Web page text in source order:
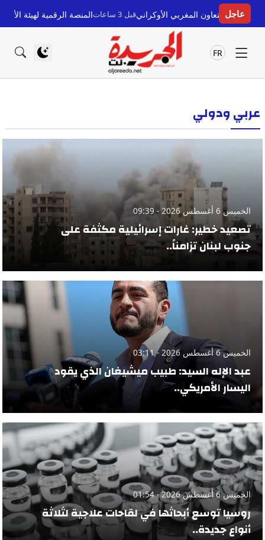
عاجل
الأوكرانيقبل 3 ساعات المنصة الرقمية لهيئة الأطباء المغربية: ثورة في
FR
عربي ودولي
الخميس 6 أغسطس 2026 - 09:39
تصعيد خطير: غارات إسرائيلية مكثفة على
جنوب لبنان تزامناً..
الخميس 6 أغسطس 2026 - 03:11
عبد الإله السيد: طبيب ميشيغان الذي يقود
اليسار الأمريكي..
الخميس 6 أغسطس 2026 - 01:54
روسيا توسع أبحاثها في لقاحات علاجية لثلاثة
أنواع جديدة..